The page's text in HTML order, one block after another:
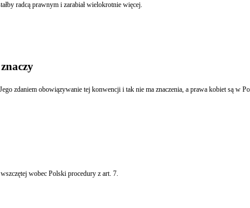
radcą prawnym i zarabiał wielokrotnie więcej.
Jarosław Kaczyński opowiedział się w niedzielę przeciwko wypowiedzeniu przez Polskę konwencji antyprzemocowej Rady Europy. Jego zdaniem obowiązywanie tej konwencji i tak nie ma
sądownictwa sprawi, że sądy zaczną działać lepiej. Jest też optymistą, co do szansy na wycofanie się ze wszczętej wobec Polski procedury z art. 7.